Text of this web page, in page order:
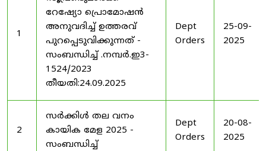
1
റേഷ്യോ പ്രൊമോഷൻ
അനുവദിച്ച് ഉത്തരവ്
പുറപ്പെടുവിക്കുന്നത് -
സംബന്ധിച്ച് .നമ്പർ.ഇ3-
1524/2023
തീയതി:24.09.2025
Dept
Orders
25-09-
2025
2
സർക്കിൾ തല വനം
കായിക മേള 2025 -
സംബന്ധിച്ച്
Dept
Orders
20-08-
2025